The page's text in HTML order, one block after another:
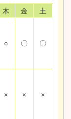
木 金 土
○ 〇 〇
× × ×